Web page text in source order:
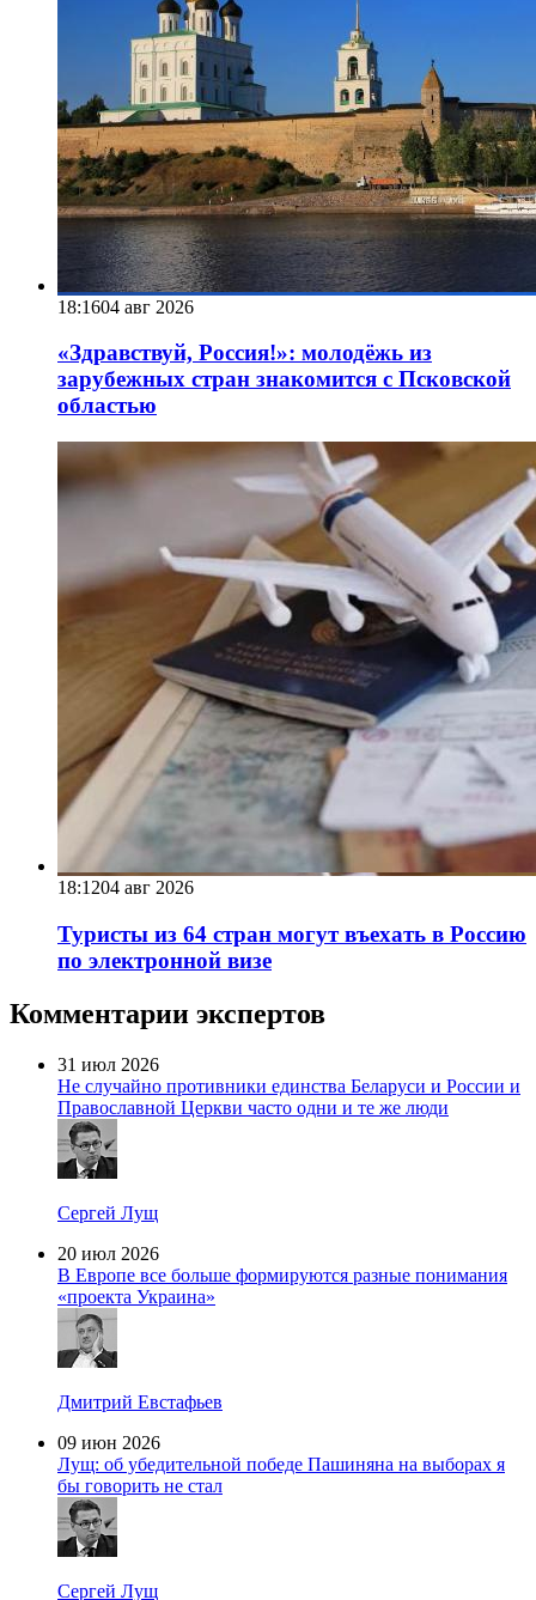
18:1604 авг 2026
«Здравствуй, Россия!»: молодёжь из
зарубежных стран знакомится с Псковской
областью
18:1204 авг 2026
Туристы из 64 стран могут въехать в Россию
по электронной визе
Комментарии экспертов
31 июл 2026
Не случайно противники единства Беларуси и России и
Православной Церкви часто одни и те же люди
Сергей Лущ
20 июл 2026
В Европе все больше формируются разные понимания
«проекта Украина»
Дмитрий Евстафьев
09 июн 2026
Лущ: об убедительной победе Пашиняна на выборах я
бы говорить не стал
Сергей Лущ